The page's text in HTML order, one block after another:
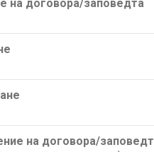
на договора/заповедта
на договора/